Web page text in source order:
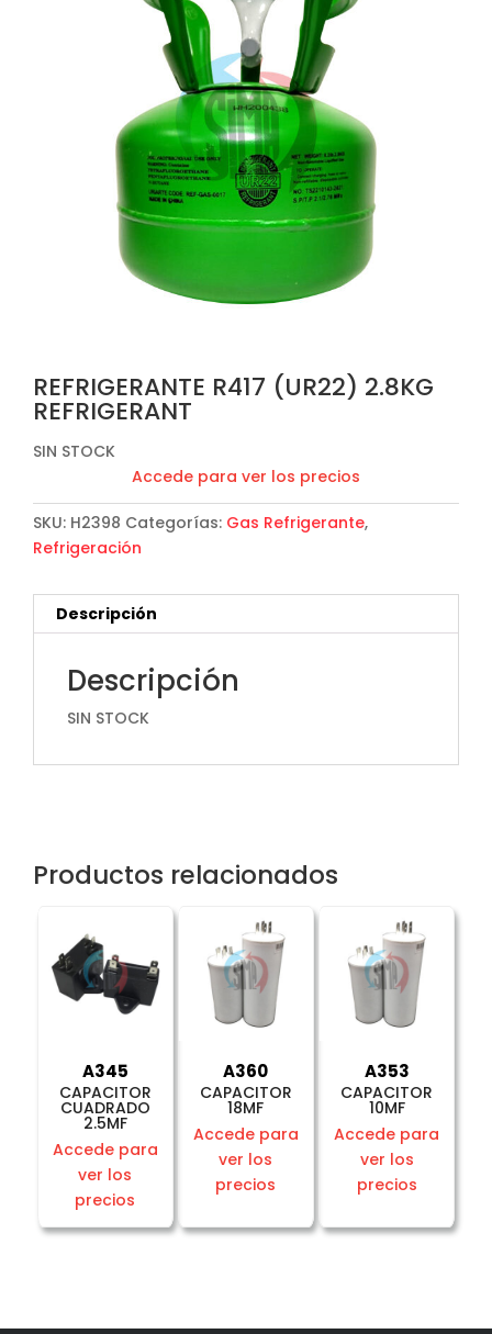
REFRIGERANTE R417 (UR22) 2.8KG
REFRIGERANT
SIN STOCK
Accede para ver los precios
SKU: H2398 Categorías: Gas Refrigerante,
Refrigeración
Descripción
Descripción
SIN STOCK
Productos relacionados
A345
CAPACITOR
CUADRADO
2.5MF
Accede para
ver los
precios
A360
CAPACITOR
18MF
Accede para
ver los
precios
A353
CAPACITOR
10MF
Accede para
ver los
precios